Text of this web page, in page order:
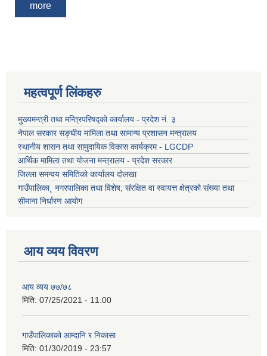
more
महत्वपूर्ण लिंकहरु
मुख्यमन्त्री तथा मन्त्रिपरिषद्को कार्यालय - प्रदेश नं. ३
नेपाल सरकार सङ्घीय मामिला तथा सामान्य प्रशासन मन्त्रालय
स्थानीय शासन तथा सामुदायिक विकास कार्यक्रम - LGCDP
आर्थिक मामिला तथा योजना मन्त्रालय - प्रदेश सरकार
जिल्ला समन्वय समितिको कार्यालय दोलखा
गाउँपालिका¸ नगरपालिका तथा विशेष, संरक्षित वा स्वायत्त क्षेत्रको संख्या तथा
सीमाना निर्धारण आयोग
आय व्यय विवरण
आय व्यय ७७/७८
मिति: 07/25/2021 - 11:00
गाउँपालिकाको आम्दानि र निकासा
मिति: 01/30/2019 - 23:57